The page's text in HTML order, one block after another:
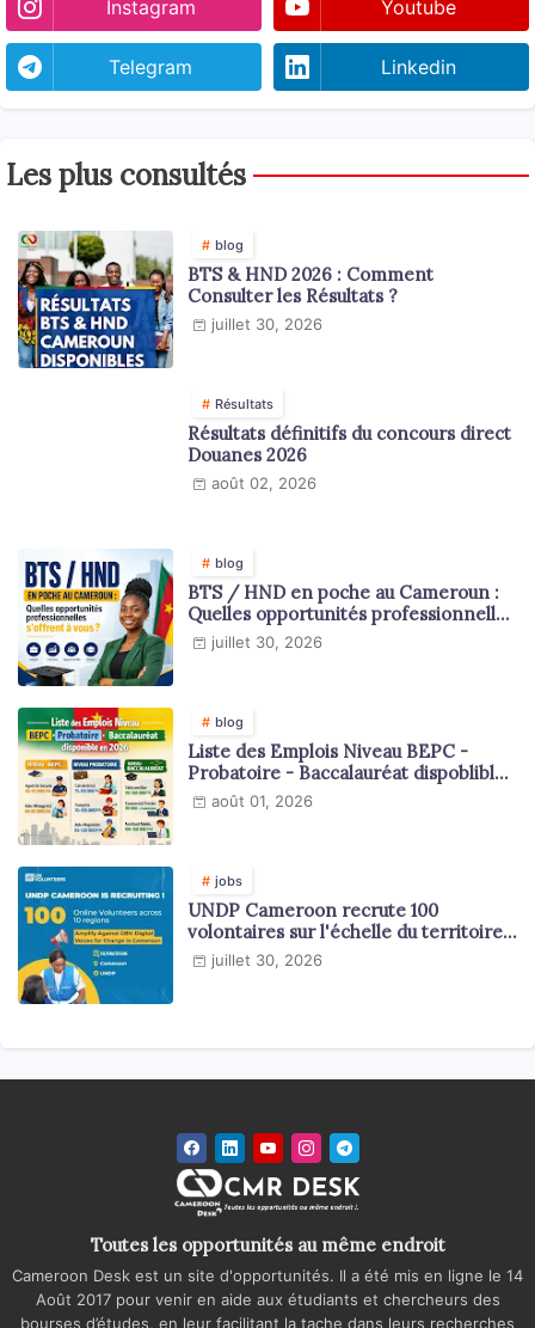
Instagram Youtube
Telegram Linkedin
Les plus consultés
blog
BTS & HND 2026 : Comment
Consulter les Résultats ?
juillet 30, 2026
Résultats
Résultats définitifs du concours direct
Douanes 2026
août 02, 2026
blog
BTS / HND en poche au Cameroun :
Quelles opportunités professionnelles
s'offrent à vous ?
juillet 30, 2026
blog
Liste des Emplois Niveau BEPC -
Probatoire - Baccalauréat dispoblible
en 2026
août 01, 2026
jobs
UNDP Cameroon recrute 100
volontaires sur l'échelle du territoire
national
juillet 30, 2026
Toutes les opportunités au même endroit
Cameroon Desk est un site d'opportunités. Il a été mis en ligne le 14
Août 2017 pour venir en aide aux étudiants et chercheurs des
bourses d’études, en leur facilitant la tache dans leurs recherches